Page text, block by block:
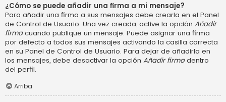
¿Cómo se puede añadir una firma a mi mensaje?
Para añadir una firma a sus mensajes debe crearla en el Panel
de Control de Usuario. Una vez creada, active la opción Añadir
firmacuando publique un mensaje. Puede asignar una firma
por defecto a todos sus mensajes activando la casilla correcta
en su Panel de Control de Usuario. Para dejar de añadirla en
los mensajes, debe desactivar la opción Añadir firmadentro
del perfil.
Arriba